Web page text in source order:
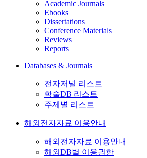
Academic Journals
Ebooks
Dissertations
Conference Materials
Reviews
Reports
Databases & Journals
전자저널 리스트
학술DB 리스트
주제별 리스트
해외전자자료 이용안내
해외전자자료 이용안내
해외DB별 이용권한